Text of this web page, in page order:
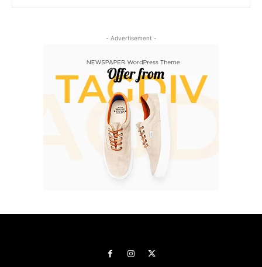
- Advertisement -